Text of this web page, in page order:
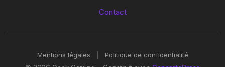
Contact
Mentions légales
Politique de confidentialité